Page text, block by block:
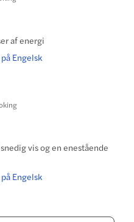
af energi
Engelsk
vis og en enestående
Engelsk